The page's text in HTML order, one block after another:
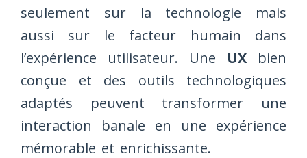
seulement sur la technologie mais
aussi sur le facteur humain dans
l’expérience utilisateur. Une UX bien
conçue et des outils technologiques
adaptés peuvent transformer une
interaction banale en une expérience
mémorable et enrichissante.